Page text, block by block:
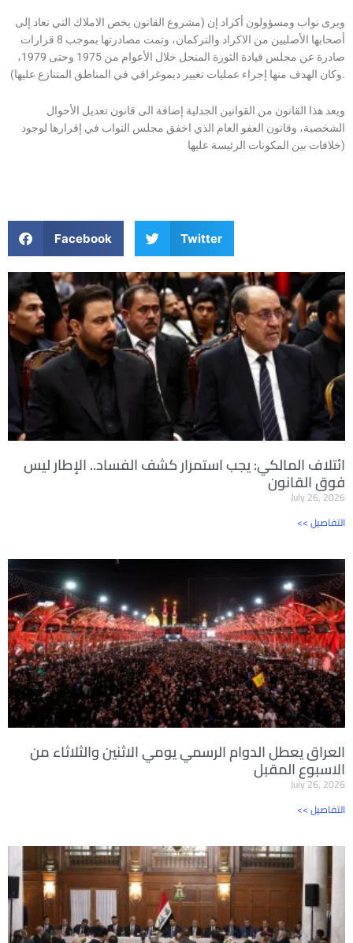
ويرى نواب ومسؤولون أكراد إن (مشروع القانون يخص الاملاك التي تعاد إلى
أصحابها الأصليين من الاكراد والتركمان، وتمت مصادرتها بموجب 8 قرارات
صادرة عن مجلس قيادة الثورة المنحل خلال الأعوام من 1975 وحتى 1979،
وكان الهدف منها إجراء عمليات تغيير ديموغرافي في المناطق المتنازع عليها).
ويعد هذا القانون من القوانين الجدلية إضافة الى قانون تعديل الأحوال
الشخصية، وقانون العفو العام الذي اخفق مجلس النواب في إقرارها لوجود
خلافات بين المكونات الرئيسة عليها)
Facebook Twitter
ائتلاف المالكي: يجب استمرار كشف الفساد.. الإطار ليس
فوق القانون
July 26, 2026
<< التفاصيل
العراق يعطل الدوام الرسمي يومي الاثنين والثلاثاء من
الاسبوع المقبل
July 26, 2026
<< التفاصيل